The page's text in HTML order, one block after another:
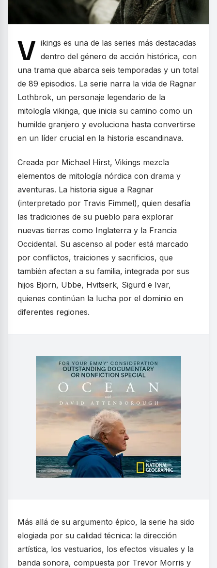
V ikings es una de las series más destacadas
dentro del género de acción histórica, con
una trama que abarca seis temporadas y un total
de 89 episodios. La serie narra la vida de Ragnar
Lothbrok, un personaje legendario de la
mitología vikinga, que inicia su camino como un
humilde granjero y evoluciona hasta convertirse
en un líder crucial en la historia escandinava.
Creada por Michael Hirst, Vikings mezcla
elementos de mitología nórdica con drama y
aventuras. La historia sigue a Ragnar
(interpretado por Travis Fimmel), quien desafía
las tradiciones de su pueblo para explorar
nuevas tierras como Inglaterra y la Francia
Occidental. Su ascenso al poder está marcado
por conflictos, traiciones y sacrificios, que
también afectan a su familia, integrada por sus
hijos Bjorn, Ubbe, Hvitserk, Sigurd e Ivar,
quienes continúan la lucha por el dominio en
diferentes regiones.
Más allá de su argumento épico, la serie ha sido
elogiada por su calidad técnica: la dirección
artística, los vestuarios, los efectos visuales y la
banda sonora, compuesta por Trevor Morris y